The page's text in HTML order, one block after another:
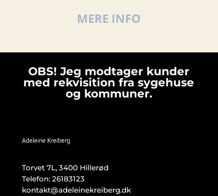
MERE INFO
OBS! Jeg modtager kunder
med rekvisition fra sygehuse
og kommuner.
Adeleine Kreiberg
Torvet 7L, 3400 Hillerød
Telefon: 26183123
kontakt@adeleinekreiberg.dk